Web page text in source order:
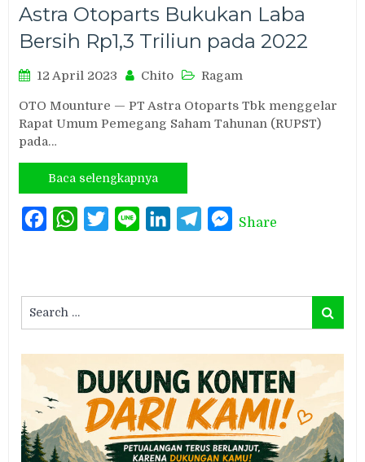
Astra Otoparts Bukukan Laba
Bersih Rp1,3 Triliun pada 2022
12 April 2023 Chito Ragam
OTO Mounture — PT Astra Otoparts Tbk menggelar
Rapat Umum Pemegang Saham Tahunan (RUPST)
pada…
Baca selengkapnya
FacebookWhatsAppTwitterLine LinkedInTelegramMessenger
Share
for:
Search